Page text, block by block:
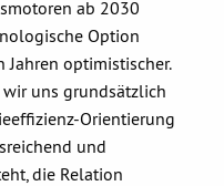
ab 2030
Option
optimistischer.
uns grundsätzlich
Orientierung
und
die Relation